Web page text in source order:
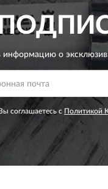
информацию о
соглашаетесь с Политикой